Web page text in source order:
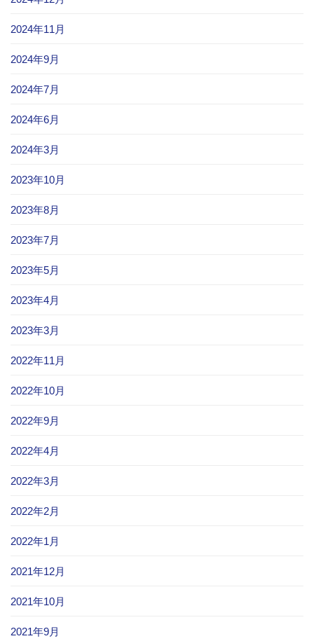
2024年11月
2024年9月
2024年7月
2024年6月
2024年3月
2023年10月
2023年8月
2023年7月
2023年5月
2023年4月
2023年3月
2022年11月
2022年10月
2022年9月
2022年4月
2022年3月
2022年2月
2022年1月
2021年12月
2021年10月
2021年9月